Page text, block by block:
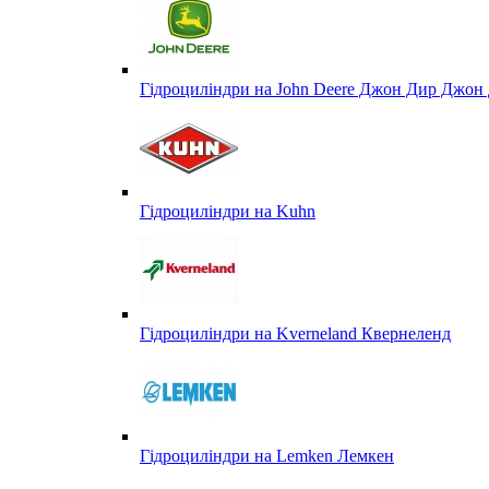
Гідроциліндри на John Deere Джон Дир Джон
Гідроциліндри на Kuhn
Гідроциліндри на Kverneland Квернеленд
Гідроциліндри на Lemken Лемкен